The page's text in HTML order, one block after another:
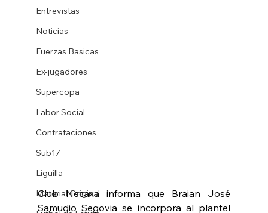
Entrevistas
Noticias
Fuerzas Basicas
Ex-jugadores
Supercopa
Labor Social
Contrataciones
Sub17
Liguilla
Material Original
Club Necaxa informa que Braian José
Samudio Segovia se incorpora al plantel